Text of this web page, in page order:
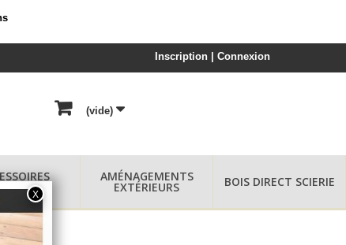
Inscription | Connexion
(vide)
AMÉNAGEMENTS
EXTÉRIEURS BOIS DIRECT SCIERIE